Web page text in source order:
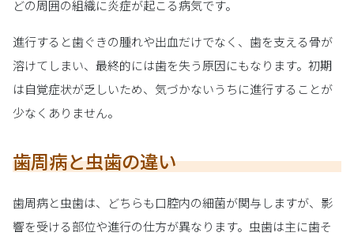
どの周囲の組織に炎症が起こる病気です。
進行すると歯ぐきの腫れや出血だけでなく、歯を支える骨が
溶けてしまい、最終的には歯を失う原因にもなります。初期
は自覚症状が乏しいため、気づかないうちに進行することが
少なくありません。
歯周病と虫歯の違い
歯周病と虫歯は、どちらも口腔内の細菌が関与しますが、影
響を受ける部位や進行の仕方が異なります。虫歯は主に歯そ